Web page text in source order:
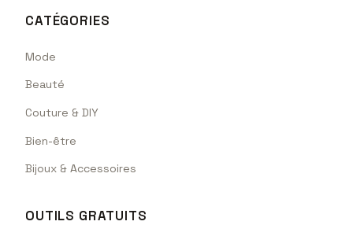
CATÉGORIES
Mode
Beauté
Couture & DIY
Bien-être
Bijoux & Accessoires
OUTILS GRATUITS